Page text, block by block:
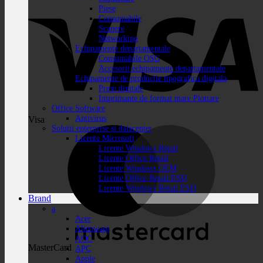
Visa
MasterCard
Piese
Consumabile
Scanere
Networking
Echipamente departamentale
Consumabile OSG
Accesorii echipamente departamentale
Echipamente de productie tipografica digitala
Prese digitale
Imprimante de format mare Plottare
Office Software
Antivirus
Solutii enterprise si datacenter
Licente Microsoft
Licente Windows Retail
Licente Office Retail
Licente Windows OEM
Licente Office Retail ESD
Licente Windows Retail ESD
Brand
a
Acer
Alienware
AOC
APC
Apple